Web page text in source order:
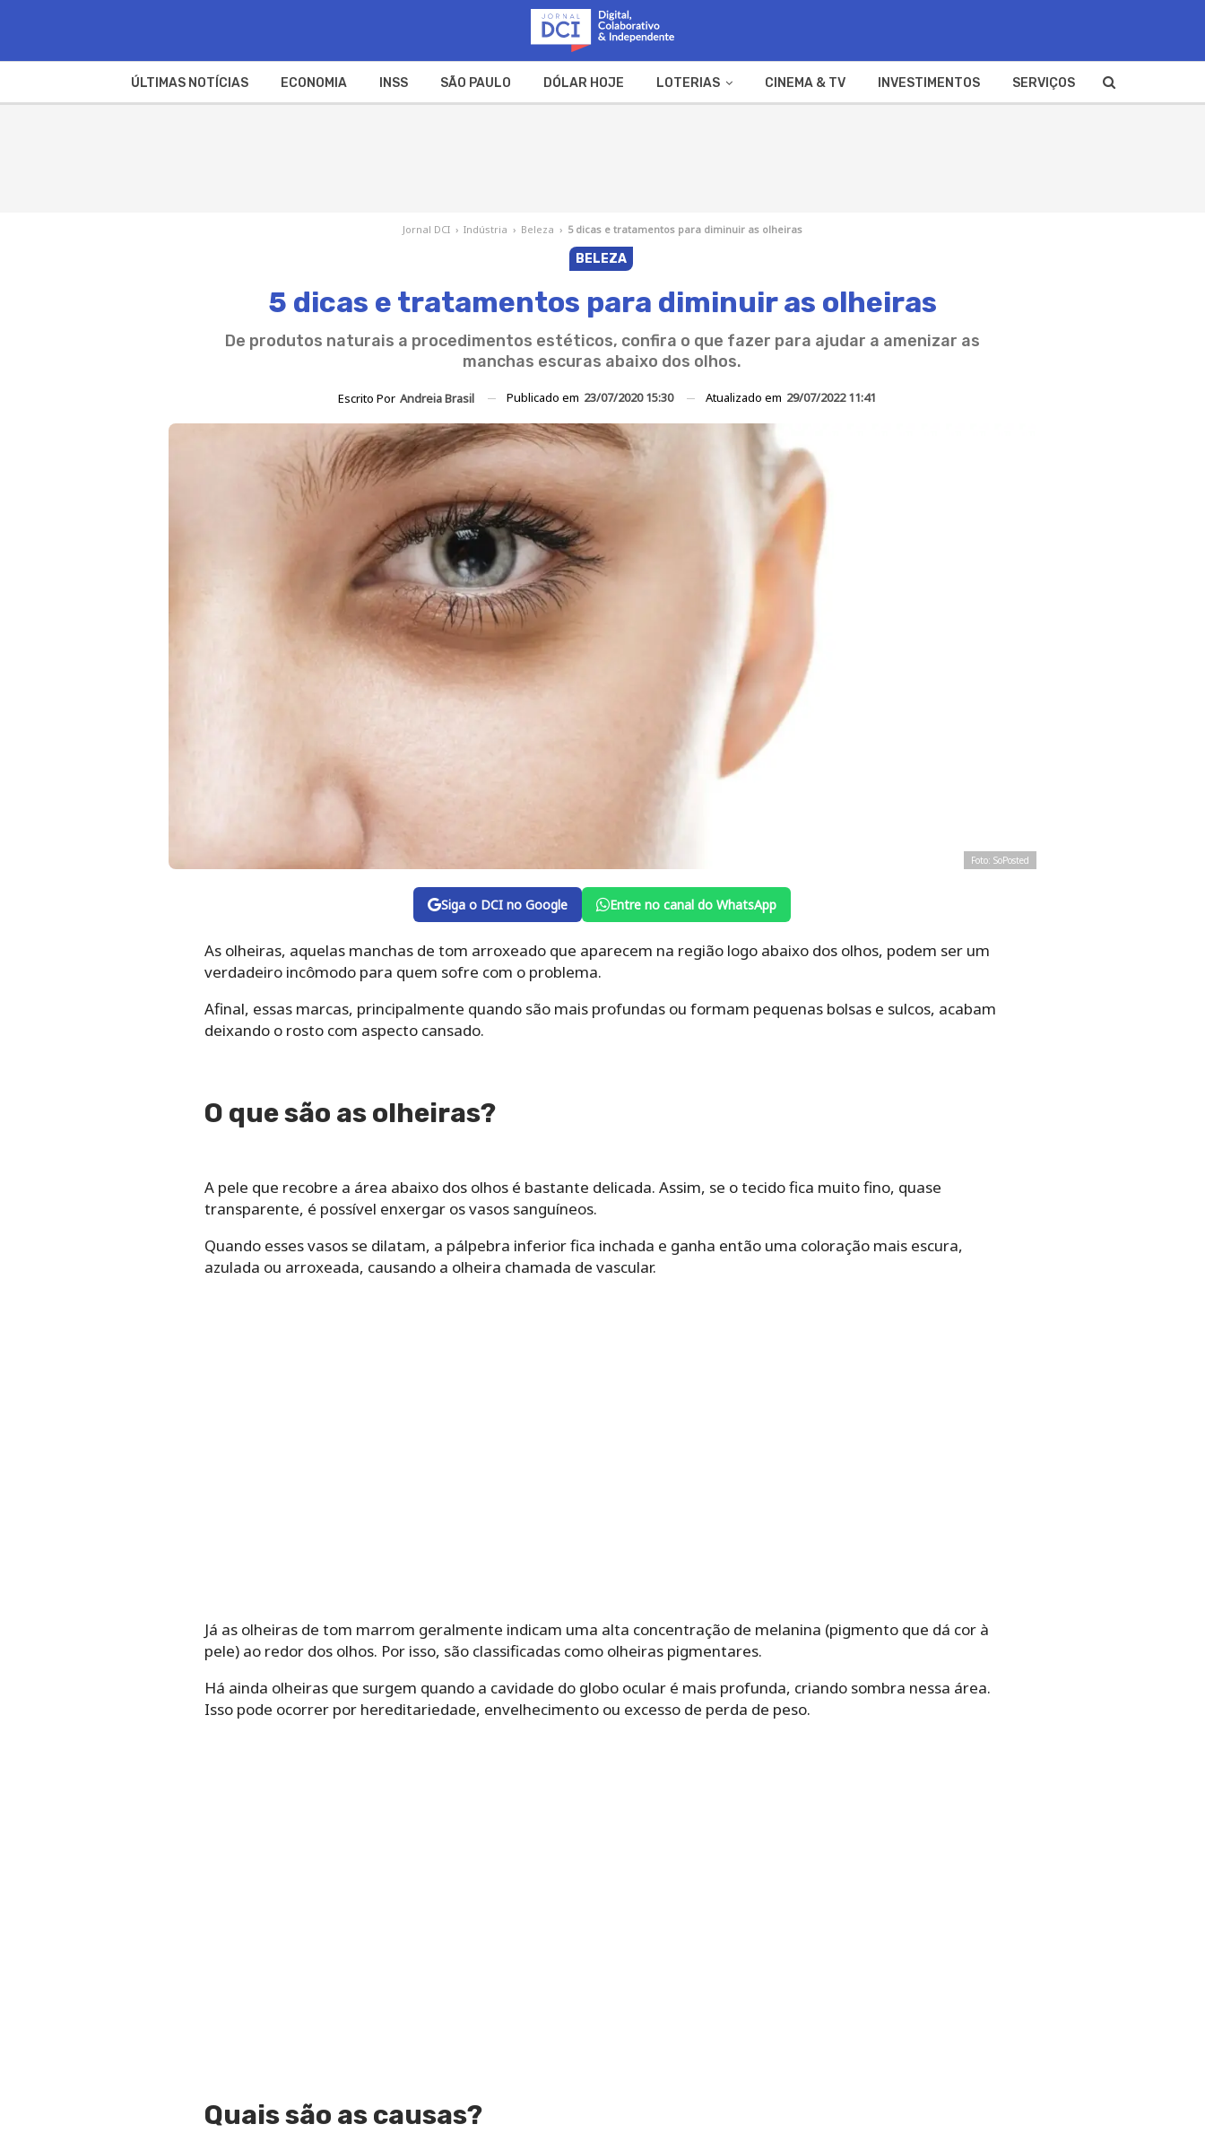
ÚLTIMAS NOTÍCIAS ECONOMIA INSS SÃO PAULO DÓLAR HOJE LOTERIAS CINEMA & TV INVESTIMENTOS SERVIÇOS
Jornal DCI › Indústria › Beleza › 5 dicas e tratamentos para diminuir as olheiras
BELEZA
5 dicas e tratamentos para diminuir as olheiras
De produtos naturais a procedimentos estéticos, confira o que fazer para ajudar a amenizar as
manchas escuras abaixo dos olhos.
Escrito Por Andreia Brasil Publicado em 23/07/2020 15:30 Atualizado em 29/07/2022 11:41
Foto: SoPosted
Siga o DCI no Google Entre no canal do WhatsApp
As olheiras, aquelas manchas de tom arroxeado que aparecem na região logo abaixo dos olhos, podem ser um
verdadeiro incômodo para quem sofre com o problema.
Afinal, essas marcas, principalmente quando são mais profundas ou formam pequenas bolsas e sulcos, acabam
deixando o rosto com aspecto cansado.
O que são as olheiras?
A pele que recobre a área abaixo dos olhos é bastante delicada. Assim, se o tecido fica muito fino, quase
transparente, é possível enxergar os vasos sanguíneos.
Quando esses vasos se dilatam, a pálpebra inferior fica inchada e ganha então uma coloração mais escura,
azulada ou arroxeada, causando a olheira chamada de vascular.
Já as olheiras de tom marrom geralmente indicam uma alta concentração de melanina (pigmento que dá cor à
pele) ao redor dos olhos. Por isso, são classificadas como olheiras pigmentares.
Há ainda olheiras que surgem quando a cavidade do globo ocular é mais profunda, criando sombra nessa área.
Isso pode ocorrer por hereditariedade, envelhecimento ou excesso de perda de peso.
Quais são as causas?